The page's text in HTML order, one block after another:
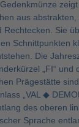
aus abstrakten,
Sie
Schnittpunkten
Die
„FI“ und
Prägestätte
„VAL ◆
des oberen
Sprache